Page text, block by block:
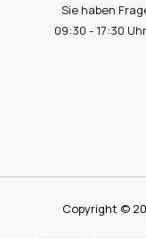
Sie haben
09:30 - 17:30
Copyright ©